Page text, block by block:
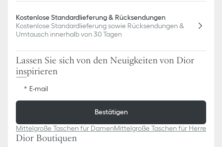
Kostenlose Standardlieferung & Rücksendungen
Kostenlose Standardlieferung sowie Rücksendungen &
Umtausch innerhalb von 30 Tagen
Lassen Sie sich von den Neuigkeiten von Dior
inspirieren
E-mail
Bestätigen
Mittelgroße Taschen für DamenMittelgroße Taschen für Herren
Dior Boutiquen